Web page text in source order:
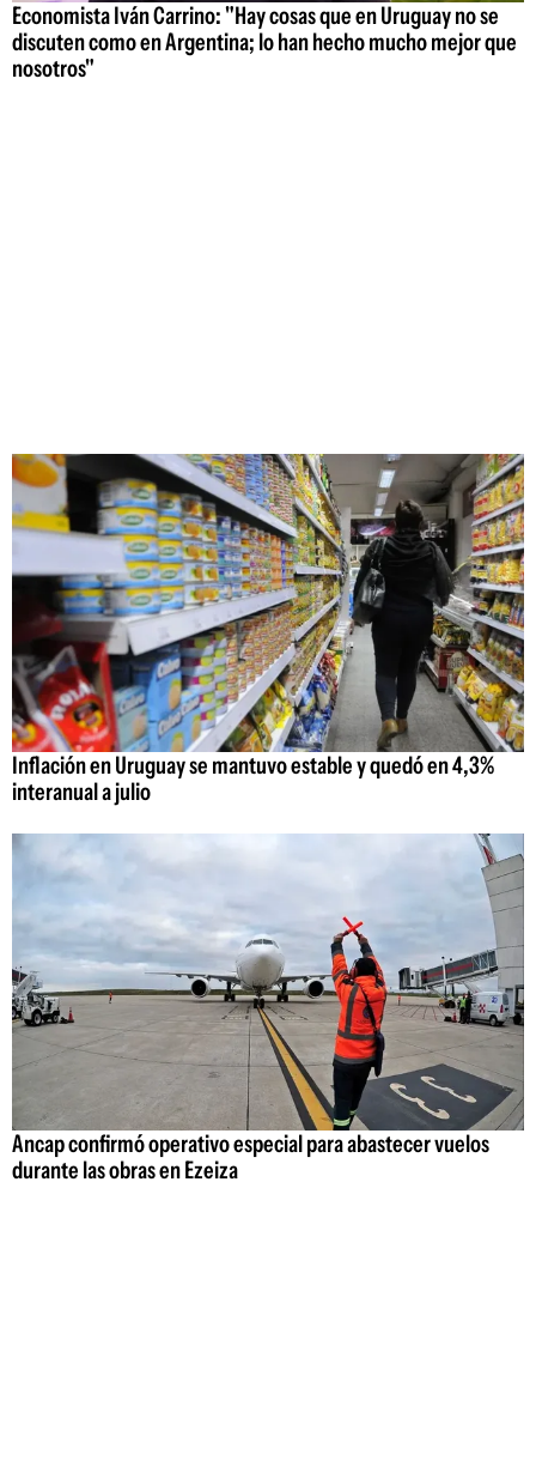
Economista Iván Carrino: "Hay cosas que en Uruguay no se
discuten como en Argentina; lo han hecho mucho mejor que
nosotros"
Inflación en Uruguay se mantuvo estable y quedó en 4,3%
interanual a julio
Ancap confirmó operativo especial para abastecer vuelos
durante las obras en Ezeiza